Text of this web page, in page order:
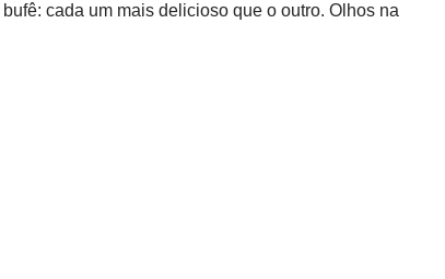
cada um mais delicioso que o outro. Olhos na